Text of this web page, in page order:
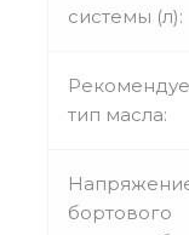
системы (л):
тип масла:
бортового